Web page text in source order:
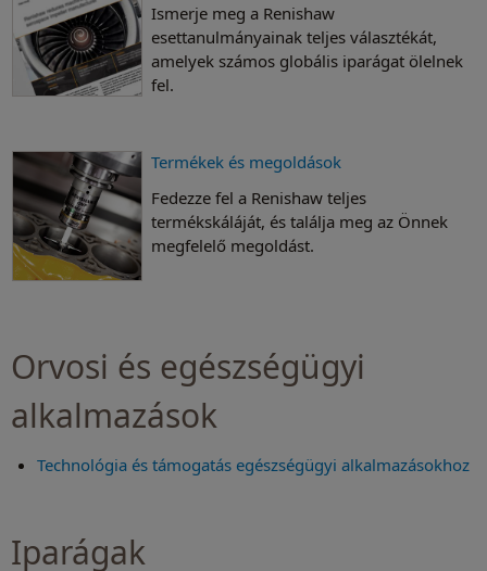
Ismerje meg a Renishaw
esettanulmányainak teljes választékát,
amelyek számos globális iparágat ölelnek
fel.
Termékek és megoldások
Fedezze fel a Renishaw teljes
termékskáláját, és találja meg az Önnek
megfelelő megoldást.
Orvosi és egészségügyi
alkalmazások
Technológia és támogatás egészségügyi alkalmazásokhoz
Iparágak